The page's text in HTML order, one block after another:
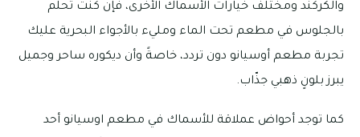
والكركند ومختلف خيارات الأسماك الأخرى، فإن كنت تحلم
بالجلوس في مطعم تحت الماء ومليء بالأجواء البحرية عليك
تجربة مطعم أوسيانو دون تردد، خاصةً وأن ديكوره ساحر وجميل
يبرز بلونٍ ذهبي جذّاب.
كما توجد أحواض عملاقة للأسماك في مطعم اوسيانو أحد